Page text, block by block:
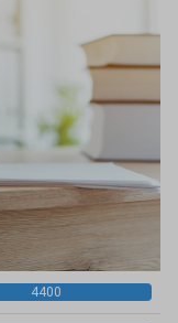
4400